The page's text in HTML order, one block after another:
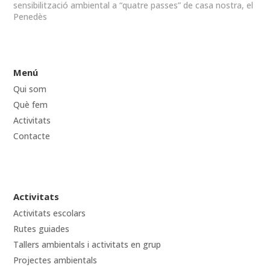
sensibilització ambiental a “quatre passes” de casa nostra, el
Penedès
Menú
Qui som
Què fem
Activitats
Contacte
Activitats
Activitats escolars
Rutes guiades
Tallers ambientals i activitats en grup
Projectes ambientals